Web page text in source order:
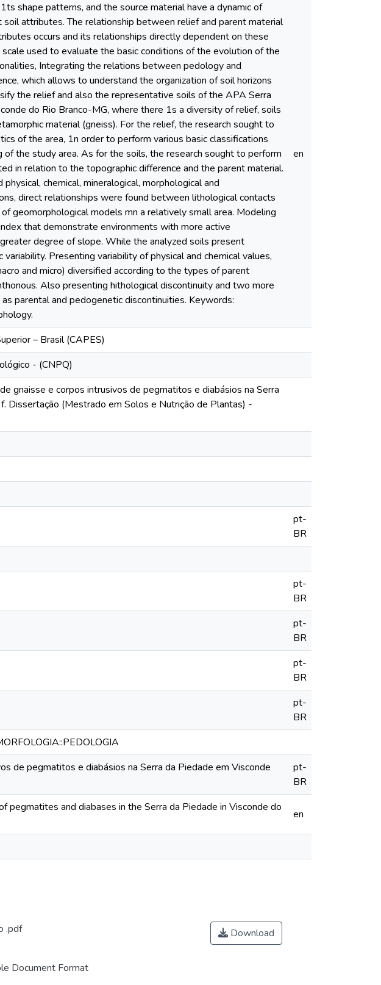
shape patterns, and the source material have a dynamic of
attributes. The relationship between relief and parent material
occurs and its relationships directly dependent on these
used to evaluate the basic conditions of the evolution of the
Integrating the relations between pedology and
which allows to understand the organization of soil horizons
the relief and also the representative soils of the APA Serra
do Rio Branco-MG, where there 1s a diversity of relief, soils
material (gneiss). For the relief, the research sought to
of the area, 1n order to perform various basic classifications
the study area. As for the soils, the research sought to perform
in relation to the topographic difference and the parent material.
chemical, mineralogical, morphological and
direct relationships were found between lithological contacts
geomorphological models mn a relatively small area. Modeling
that demonstrate environments with more active
degree of slope. While the analyzed soils present
Presenting variability of physical and chemical values,
and micro) diversified according to the types of parent
Also presenting hithological discontinuity and two more
parental and pedogenetic discontinuities. Keywords:
en
– Brasil (CAPES)
- (CNPQ)
gnaisse e corpos intrusivos de pegmatitos e diabásios na Serra
Dissertação (Mestrado em Solos e Nutrição de Plantas) -
pt-
BR
pt-
BR
pt-
BR
pt-
BR
pt-
BR
de pegmatitos e diabásios na Serra da Piedade em Visconde
pt-
BR
pegmatites and diabases in the Serra da Piedade in Visconde do
en
.pdf
Document Format
Download